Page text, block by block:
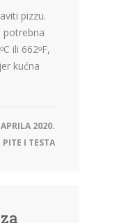
pizzu.
potrebna
ili 662ᵒF,
kućna
2020.
PITE I TESTA